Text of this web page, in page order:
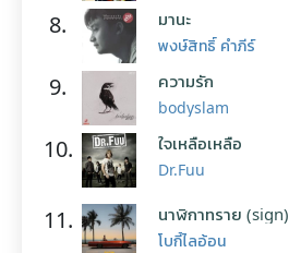
8. มานะ
พงษ์สิทธิ์ คำภีร์
9. ความรัก
bodyslam
10. ใจเหลือเหลือ
Dr.Fuu
11. นาฬิกาทราย (sign)
โบกี้ไลอ้อน